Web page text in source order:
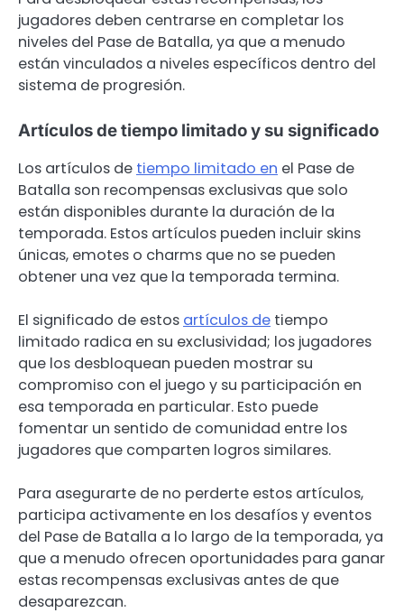
jugadores deben centrarse en completar los
niveles del Pase de Batalla, ya que a menudo
están vinculados a niveles específicos dentro del
sistema de progresión.
Artículos de tiempo limitado y su significado
Los artículos de tiempo limitado en el Pase de
Batalla son recompensas exclusivas que solo
están disponibles durante la duración de la
temporada. Estos artículos pueden incluir skins
únicas, emotes o charms que no se pueden
obtener una vez que la temporada termina.
El significado de estos artículos de tiempo
limitado radica en su exclusividad; los jugadores
que los desbloquean pueden mostrar su
compromiso con el juego y su participación en
esa temporada en particular. Esto puede
fomentar un sentido de comunidad entre los
jugadores que comparten logros similares.
Para asegurarte de no perderte estos artículos,
participa activamente en los desafíos y eventos
del Pase de Batalla a lo largo de la temporada, ya
que a menudo ofrecen oportunidades para ganar
estas recompensas exclusivas antes de que
desaparezcan.